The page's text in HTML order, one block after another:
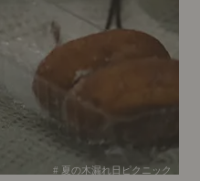
# 夏の木漏れ日ピクニック